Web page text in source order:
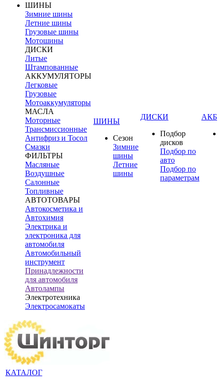
ШИНЫ
Зимние шины
Летние шины
Грузовые шины
Мотошины
ДИСКИ
Литые
Штампованные
АККУМУЛЯТОРЫ
Легковые
Грузовые
Мотоаккумуляторы
МАСЛА
Моторные
Трансмиссионные
Антифриз и Тосол
Смазки
ФИЛЬТРЫ
Масляные
Воздушные
Салонные
Топливные
АВТОТОВАРЫ
Автокосметика и
Автохимия
Электрика и
электроника для
автомобиля
Автомобильный
инструмент
Принадлежности
для автомобиля
Автолампы
Электротехника
Электросамокаты
ШИНЫ
Сезон
Зимние
шины
Летние
шины
ДИСКИ
Подбор
дисков
Подбор по
авто
Подбор по
параметрам
АКБ
КАТАЛОГ